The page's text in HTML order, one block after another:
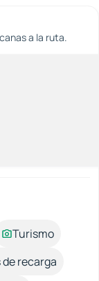
a la ruta.
Turismo
recarga